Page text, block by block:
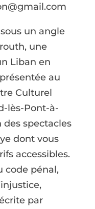
un angle
une
Liban en
au
Culturel
lès-Pont-à-
des spectacles
dont vous
accessibles.
code pénal,
par